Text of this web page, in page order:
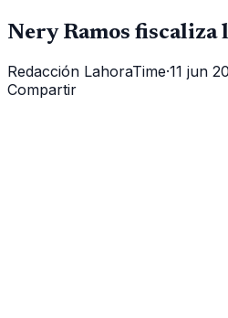
Nery Ramos fiscaliza
Redacción LahoraTime·11 jun
Compartir